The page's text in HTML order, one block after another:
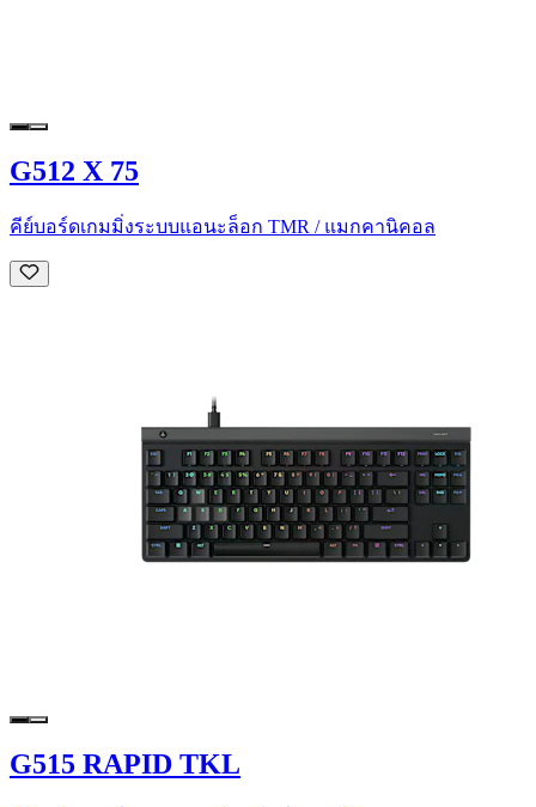
G512 X 75
คีย์บอร์ดเกมมิ่งระบบแอนะล็อก TMR / แมกคานิคอล
G515 RAPID TKL